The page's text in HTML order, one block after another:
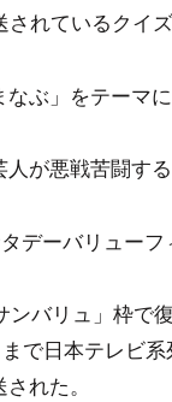
れているクイ
なぶ」をテー
が悪戦苦闘す
デーバリューフ
バリュ」枠で復
で日本テレビ
れた。